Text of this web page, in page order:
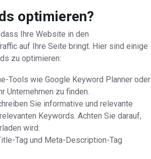
optimieren?
Ihre Website in den
auf Ihre Seite bringt. Hier sind einige
zu optimieren:
Tools wie Google Keyword Planner oder
Unternehmen zu finden.
Sie informative und relevante
Keywords. Achten Sie darauf,
wird.
Tag und Meta-Description-Tag